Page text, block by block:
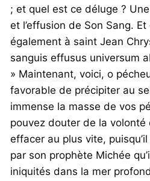
; et quel est ce déluge ?
et l’effusion de Son Sang.
également à saint Jean
sanguis effusus universum
» Maintenant, voici, o
favorable de précipiter au
immense la masse de vos
pouvez douter de la volonté
effacer au plus vite,
par son prophète Michée
iniquités dans la mer